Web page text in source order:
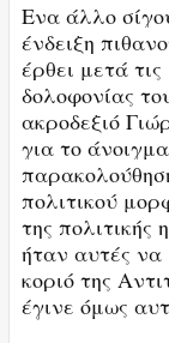
Ενα άλλο
ένδειξη
έρθει μετά
δολοφονίας
ακροδεξιό
για το
πολιτικού
της πολιτικής
ήταν αυτές
κοριό της
έγινε όμως